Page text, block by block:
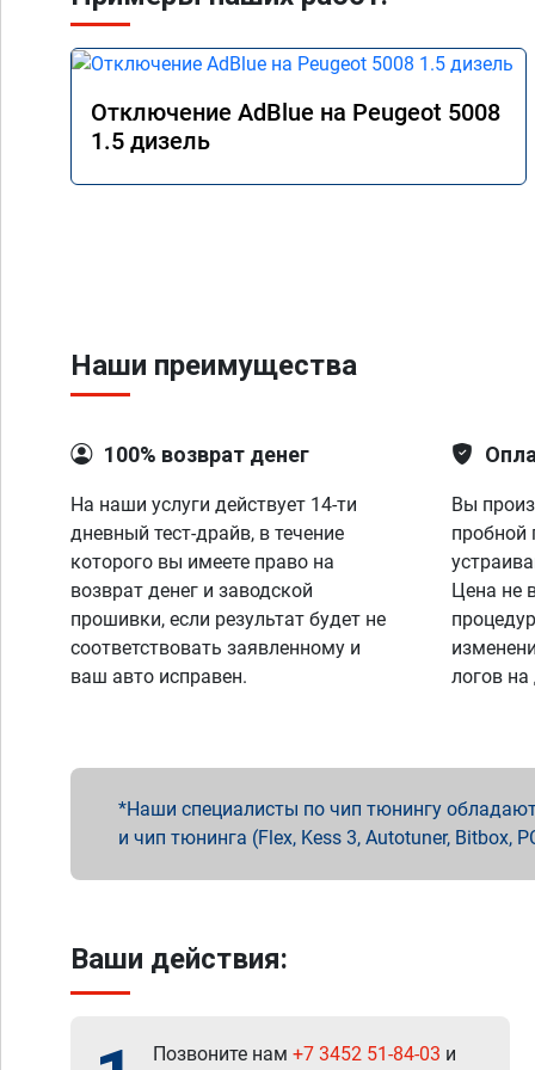
Отключение AdBlue на Peugeot 5008
1.5 дизель
Наши преимущества
100% возврат денег
На наши услуги действует 14-ти
дневный тест-драйв, в течение
которого вы имеете право на
возврат денег и заводской
прошивки, если результат будет не
соответствовать заявленному и
ваш авто исправен.
Вы
пробной
Цена не
логов на
Наши специалисты по чип тюнингу
и чип тюнинга (Flex, Kess 3, Autotuner, Bitbox,
Ваши действия:
Позвоните нам +7 3452 51-84-03 и